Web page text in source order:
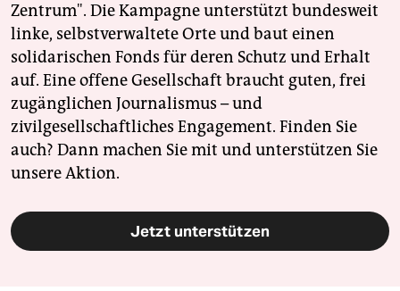
Zentrum". Die Kampagne unterstützt bundesweit
linke, selbstverwaltete Orte und baut einen
solidarischen Fonds für deren Schutz und Erhalt
auf. Eine offene Gesellschaft braucht guten, frei
zugänglichen Journalismus – und
zivilgesellschaftliches Engagement. Finden Sie
auch? Dann machen Sie mit und unterstützen Sie
unsere Aktion.
Jetzt unterstützen